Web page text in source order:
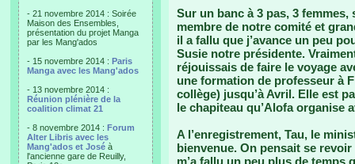
- 21 novembre 2014 : Soirée
Maison des Ensembles,
présentation du projet Manga
par les Mang'ados
- 15 novembre 2014 : Paris
Manga avec les Mang'ados
- 13 novembre 2014 :
Réunion plénière de la
coalition climat 21
- 8 novembre 2014 : Forum
Alter Libris avec les
Mang'ados et José à
l'ancienne gare de Reuilly,
Sur un banc à 3 pas, 3 femmes,
membre de notre comité et
il a fallu que j’avance un peu
Susie notre présidente.
réjouissais de faire le voyage
une formation de professeur à
collège) jusqu’à Avril. Elle est
le chapiteau qu’Alofa organise
A l’enregistrement, Tau, le
bienvenue. On pensait se revoir
m’a fallu un peu plus de temps